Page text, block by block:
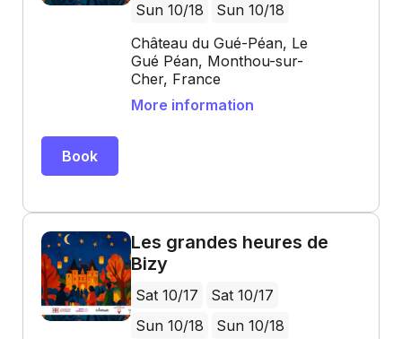
Sun 10/18
Sun 10/18
Château du Gué-Péan, Le
Gué Péan, Monthou-sur-
Cher, France
More information
Book
Les grandes heures de
Bizy
Sat 10/17
Sat 10/17
Sun 10/18
Sun 10/18